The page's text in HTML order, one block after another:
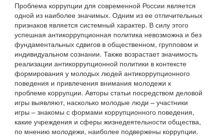
Проблема коррупции для современной России является
одной из наиболее значимых. Одним из ее отличительных
признаков является системный характер. В силу этого
успешная антикоррупционная политика невозможна и без
фундаментальных сдвигов в общественном, групповом и
индивидуальном сознании. Также возрастает значимость
реализации антикоррупционной политики в контексте
формирования у молодых людей антикоррупционного
поведения и привлечения внимания молодежи к
проблеме коррупции. Авторы статьи посредством деловой
игры выявляют, насколько молодые люди – участники
игры – знакомы с формами коррупционного поведения,
какие учреждения и сферы жизнедеятельности общества,
по мнению молодежи, наиболее подвержены коррупции.